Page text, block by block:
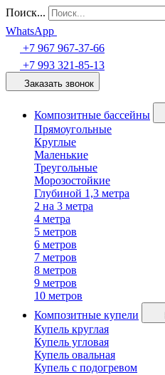
Поиск...
WhatsApp
+7 967 967-37-66
+7 993 321-85-13
Заказать звонок
Композитные бассейны
Прямоугольные
Круглые
Маленькие
Треугольные
Морозостойкие
Глубиной 1,3 метра
2 на 3 метра
4 метра
5 метров
6 метров
7 метров
8 метров
9 метров
10 метров
Композитные купели
Купель круглая
Купель угловая
Купель овальная
Купель с подогревом